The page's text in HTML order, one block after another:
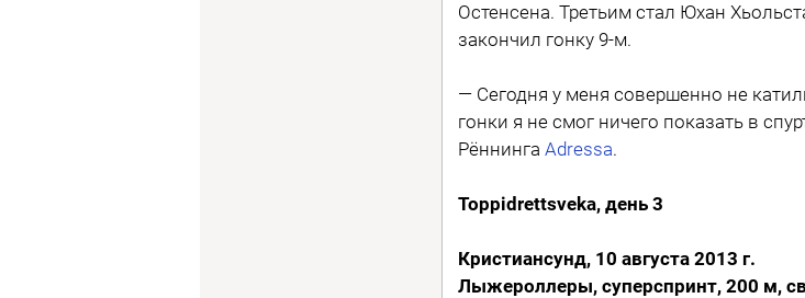
Остенсена. Третьим стал Юхан
закончил гонку 9-м.
— Сегодня у меня совершенно не
гонки я не смог ничего показать в
Рённинга Adressa.
Toppidrettsveka, день 3
Кристиансунд, 10 августа 2013 г.
Лыжероллеры, суперспринт, 200 м,